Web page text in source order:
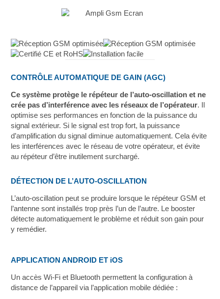
CONTRÔLE AUTOMATIQUE DE GAIN (AGC)
Ce système protège le répéteur de l’auto-oscillation et ne
crée pas d’interférence avec les réseaux de l’opérateur. Il
optimise ses performances en fonction de la puissance du
signal extérieur. Si le signal est trop fort, la puissance
d’amplification du signal diminue automatiquement. Cela évite
les interférences avec le réseau de votre opérateur, et évite
au répéteur d’être inutilement surchargé.
DÉTECTION DE L’AUTO-OSCILLATION
L’auto-oscillation peut se produire lorsque le répéteur GSM et
l’antenne sont installés trop près l’un de l’autre. Le booster
détecte automatiquement le problème et réduit son gain pour
y remédier.
APPLICATION ANDROID ET iOS
Un accès Wi-Fi et Bluetooth permettent la configuration à
distance de l’appareil via l’application mobile dédiée :